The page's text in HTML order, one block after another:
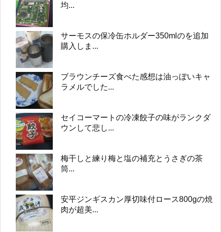
均...
サーモスの保冷缶ホルダー350mlのを追加
購入しま...
ブラウンチーズ食べた感想は油っぽいキャ
ラメルでした...
セイコーマートの冷凍餃子の味がランクダ
ウンして悲し...
梅干しと練り梅と塩の補充とうさぎの茶
筒...
安平ジンギスカン厚切味付ロース800gの焼
肉が超美...